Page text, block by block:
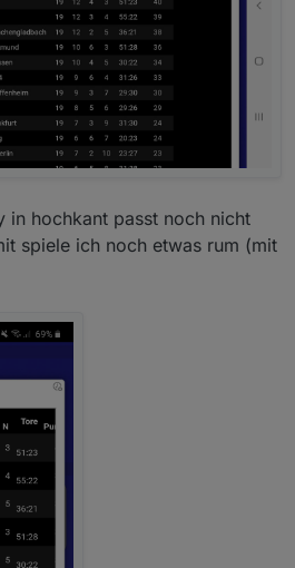
mit anstehenden spielen
in hochkant passt noch nicht
spiele ich noch etwas rum (mit